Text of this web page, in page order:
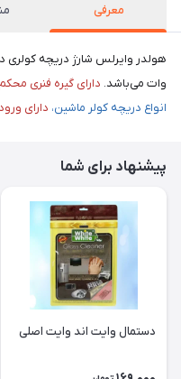
معرفی
وات می‌باشد. دارای گیره فنری
انواع دریچه کولر ماشین، دارای
پیشنهاد برای شما
دستمال وایت اند وایت اصلی